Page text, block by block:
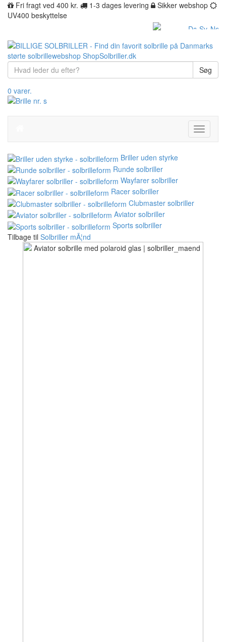
Fri fragt ved 400 kr. 1-3 dages levering
Sikker webshop
UV400 beskyttelse
Søg
0 varer.
Toggle
Briller uden styrke
Runde solbriller
Wayfarer solbriller
Racer solbriller
Clubmaster solbriller
Aviator solbriller
Sports solbriller
Tilbage til Solbriller mÃ¦nd